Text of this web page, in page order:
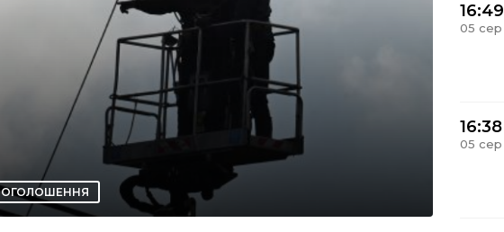
ОГОЛОШЕННЯ
16:49
05 сер
16:38
05 сер